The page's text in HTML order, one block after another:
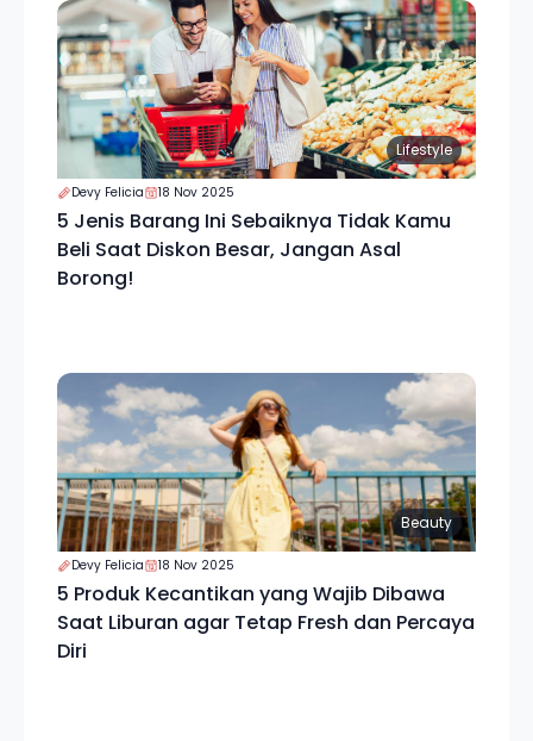
Lifestyle
Devy Felicia 18 Nov 2025
5 Jenis Barang Ini Sebaiknya Tidak Kamu
Beli Saat Diskon Besar, Jangan Asal
Borong!
Beauty
Devy Felicia 18 Nov 2025
5 Produk Kecantikan yang Wajib Dibawa
Saat Liburan agar Tetap Fresh dan Percaya
Diri